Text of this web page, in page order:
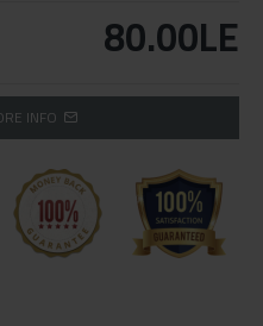
80.00LE
INFO